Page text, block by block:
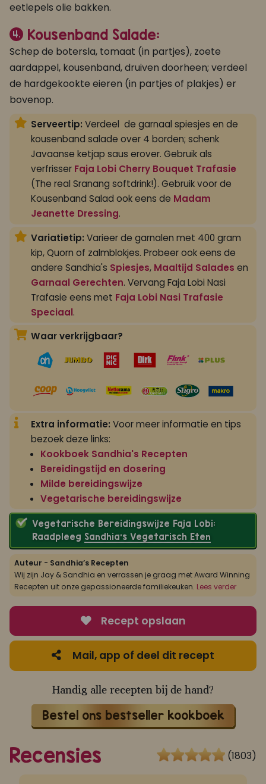
eetlepels olie bakken.
4. Kousenband Salade:
Schep de botersla, tomaat (in partjes), zoete
aardappel, kousenband, druiven doorheen; verdeel
de hardgekookte eieren (in partjes of plakjes) er
bovenop.
Serveertip: Verdeel de garnaal spiesjes en de
kousenband salade over 4 borden; schenk
Javaanse ketjap saus erover. Gebruik als
verfrisser Faja Lobi Cherry Bouquet Trafasie
(The real Sranang softdrink!). Gebruik voor de
Kousenband Salad ook eens de Madam
Jeanette Dressing.
Variatietip: Varieer de garnalen met 400 gram
kip, Quorn of zalmblokjes. Probeer ook eens de
andere Sandhia's Spiesjes, Maaltijd Salades en
Garnaal Gerechten. Vervang Faja Lobi Nasi
Trafasie eens met Faja Lobi Nasi Trafasie
Speciaal.
Waar verkrijgbaar?
Extra informatie: Voor meer informatie en tips
bezoek deze links:
Kookboek Sandhia's Recepten
Bereidingstijd en dosering
Milde bereidingswijze
Vegetarische bereidingswijze
Vegetarische Bereidingswijze Faja Lobi:
Raadpleeg Sandhia’s Vegetarisch Eten
Auteur - Sandhia’s Recepten
Wij zijn Jay & Sandhia en verrassen je graag met Award Winning
Recepten uit onze gepassioneerde familiekeuken. Lees verder
Recept opslaan
Mail, app of deel dit recept
Handig alle recepten bij de hand?
Bestel ons bestseller kookboek
Recensies (1803)